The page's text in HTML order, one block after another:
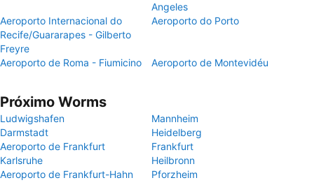
Angeles
Aeroporto Internacional do
Recife/Guararapes - Gilberto
Freyre
Aeroporto do Porto
Aeroporto de Roma - Fiumicino Aeroporto de Montevidéu
Próximo Worms
Ludwigshafen
Mannheim
Darmstadt
Heidelberg
Aeroporto de Frankfurt
Frankfurt
Karlsruhe
Heilbronn
Aeroporto de Frankfurt-Hahn
Pforzheim